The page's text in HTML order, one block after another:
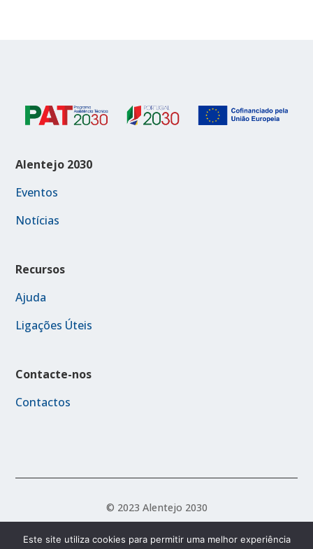
Alentejo 2030
Eventos
Notícias
Recursos
Ajuda
Ligações Úteis
Contacte-nos
Contactos
© 2023 Alentejo 2030
Este site utiliza cookies para permitir uma melhor experiência